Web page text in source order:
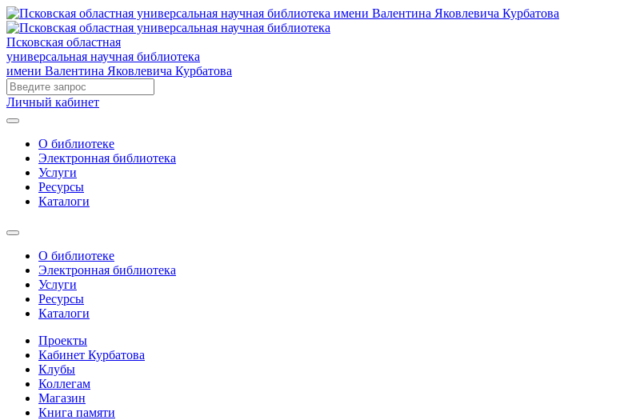
Псковская областная
универсальная научная библиотека
имени Валентина Яковлевича Курбатова
Личный кабинет
О библиотеке
Электронная библиотека
Услуги
Ресурсы
Каталоги
О библиотеке
Электронная библиотека
Услуги
Ресурсы
Каталоги
Проекты
Кабинет Курбатова
Клубы
Коллегам
Магазин
Книга памяти